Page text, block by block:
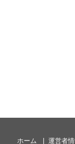
ホーム 運営者